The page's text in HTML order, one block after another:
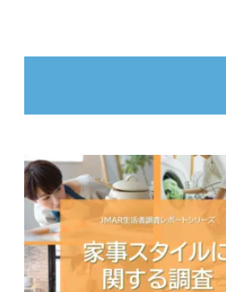
NEWS & COLUMN
MOVIE
COMPANY